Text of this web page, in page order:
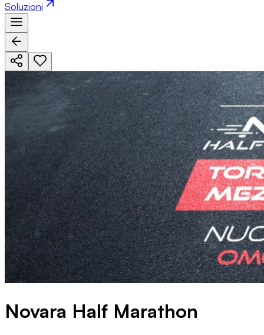
Soluzioni
Novara Half Marathon